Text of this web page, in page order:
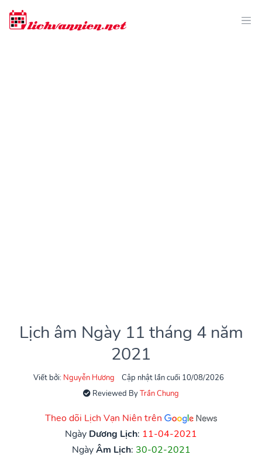
Lịch âm Ngày 11 tháng 4 năm
2021
Viết bởi: Nguyễn Hương
Cập nhật lần cuối 10/08/2026
Reviewed ByTrần Chung
Theo dõi Lịch Vạn Niên trên
Ngày Dương Lịch: 11-04-2021
NgàyÂm Lịch: 30-02-2021